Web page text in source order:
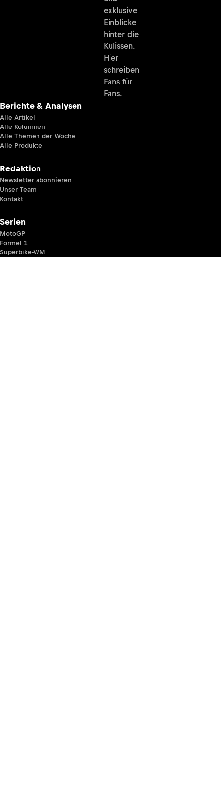
exklusive
Einblicke
hinter die
Kulissen.
Hier
schreiben
Fans für
Fans.
Berichte & Analysen
Alle Artikel
Alle Kolumnen
Alle Themen der Woche
Alle Produkte
Redaktion
Newsletter abonnieren
Unser Team
Kontakt
Serien
MotoGP
Formel 1
Superbike-WM